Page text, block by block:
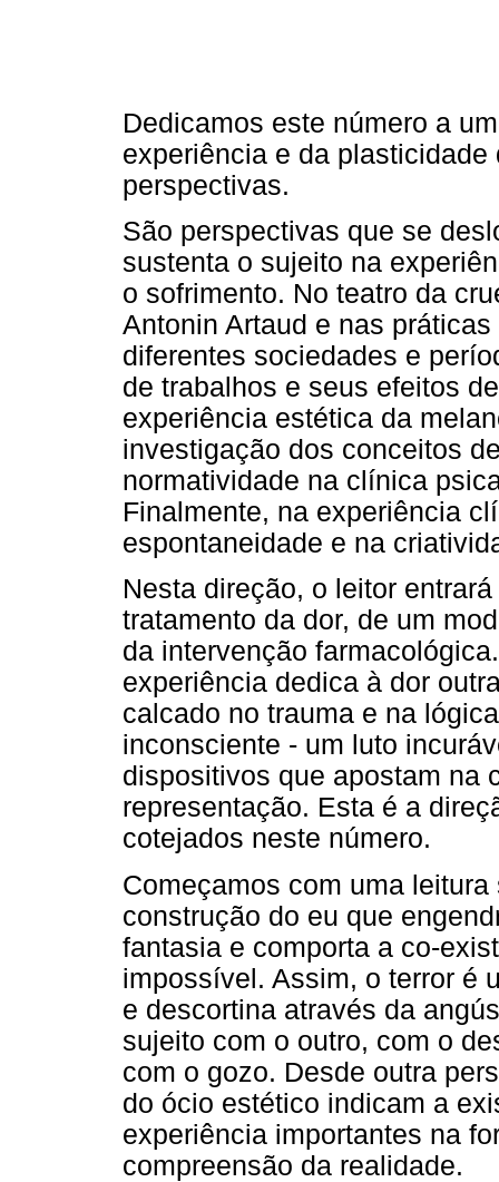
Dedicamos este número a
experiência e da
perspectivas.
São perspectivas que se
sustenta o sujeito na
o sofrimento. No teatro da
Antonin Artaud e nas
diferentes sociedades e
de trabalhos e seus efeitos
experiência estética da
investigação dos conceitos
normatividade na clínica
Finalmente, na experiência
espontaneidade e na
Nesta direção, o leitor
tratamento da dor, de um
da intervenção
experiência dedica à dor
calcado no trauma e na
inconsciente - um luto
dispositivos que apostam na
representação. Esta é a
cotejados neste número.
Começamos com uma
construção do eu que
fantasia e comporta a co-
impossível. Assim, o terror é
e descortina através da
sujeito com o outro, com o
com o gozo. Desde outra
do ócio estético indicam a
experiência importantes na
compreensão da realidade.